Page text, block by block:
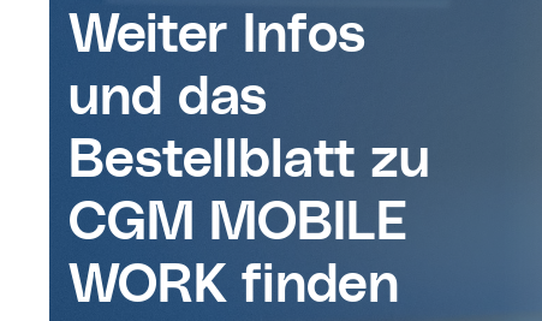
Weiter Infos
und das
Bestellblatt zu
CGM MOBILE
WORK finden